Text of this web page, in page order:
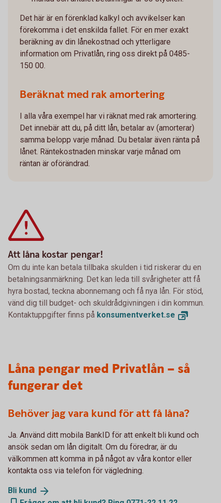
Det här är en förenklad kalkyl och avvikelser kan
förekomma i det enskilda fallet. För en mer exakt
beräkning av din lånekostnad och ytterligare
information om Privatlån, ring oss direkt på 0485-
150 00.
Beräknat med rak amortering
I alla våra exempel har vi räknat med rak amortering.
Det innebär att du, på ditt lån, betalar av (amorterar)
samma belopp varje månad. Du betalar även ränta på
lånet. Räntekostnaden minskar varje månad om
räntan är oförändrad.
Att låna kostar pengar!
Om du inte kan betala tillbaka skulden i tid riskerar du en
betalningsanmärkning. Det kan leda till svårigheter att få
hyra bostad, teckna abonnemang och få nya lån. För stöd,
vänd dig till budget- och skuldrådgivningen i din kommun.
Kontaktuppgifter finns på konsumentverket.se
Låna pengar med Privatlån – så
fungerar det
Behöver jag vara kund för att få låna?
Ja. Använd ditt mobila BankID för att enkelt bli kund och
ansök sedan om lån digitalt. Om du föredrar, är du
välkommen att komma in på något av våra kontor eller
kontakta oss via telefon för vägledning.
Bli kund